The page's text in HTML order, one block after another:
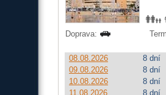
Doprava:
08.08.2026
8 dní
09.08.2026
8 dní
10.08.2026
8 dní
11.08.2026
8 dní